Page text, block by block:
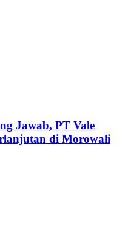
Jawab, PT Vale
di Morowali